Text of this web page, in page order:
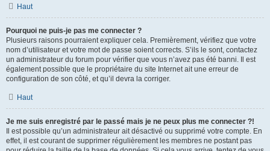
Haut
Pourquoi ne puis-je pas me connecter ?
Plusieurs raisons pourraient expliquer cela. Premièrement, vérifiez que votre
nom d’utilisateur et votre mot de passe soient corrects. S’ils le sont, contactez
un administrateur du forum pour vérifier que vous n’avez pas été banni. Il est
également possible que le propriétaire du site Internet ait une erreur de
configuration de son côté, et qu’il devra la corriger.
Haut
Je me suis enregistré par le passé mais je ne peux plus me connecter ?!
Il est possible qu’un administrateur ait désactivé ou supprimé votre compte. En
effet, il est courant de supprimer régulièrement les membres ne postant pas